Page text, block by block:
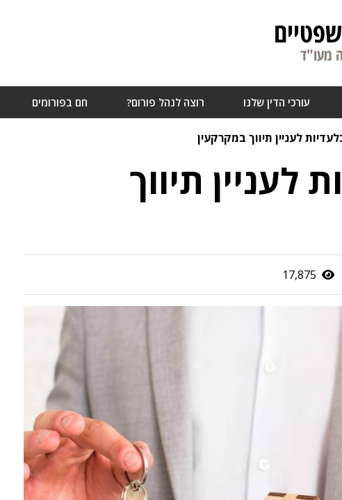
מעו"ד
עורכי הדין שלנו רוצה לנהל פורום? חם בפורומים
לעניין תיווך במקרקעין
לעניין תיווך